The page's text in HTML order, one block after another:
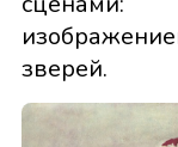
зверей.